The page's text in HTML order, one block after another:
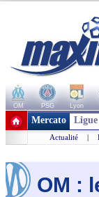
OM PSG Lyon
+ de clubs
Mercato Ligue
Actualité |
OM :